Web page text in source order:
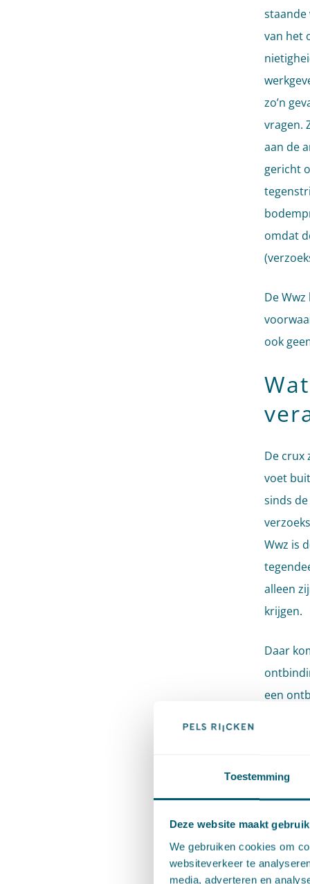
Toestemming
Deze website maakt
We gebruiken cookies om
websiteverkeer te
media, adverteren en
staande
van het
zo’n
vragen.
aan de
gericht
omdat
De
ook
De crux
voet
sinds
Wwz is
alleen
krijgen.
Daar
een